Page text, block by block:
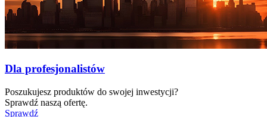
Dla profesjonalistów
Poszukujesz produktów do swojej inwestycji?
Sprawdź naszą ofertę.
Sprawdź